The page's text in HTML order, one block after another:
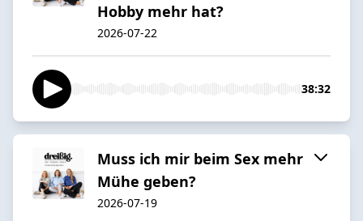
Hobby mehr hat?
2026-07-22
38:32
Muss ich mir beim Sex mehr
Mühe geben?
2026-07-19